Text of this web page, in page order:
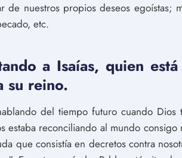
de nuestros propios deseos egoístas;
etc.
a Isaías, quien
su reino.
del tiempo futuro cuando
reconciliando al mundo
que consistía en decretos contra